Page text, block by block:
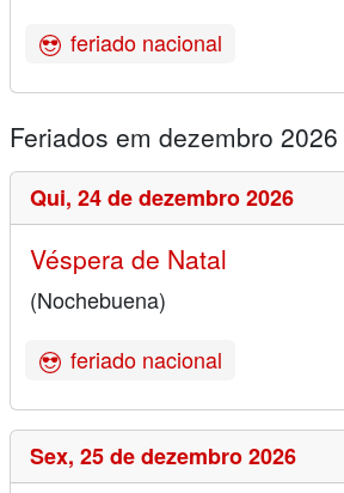
feriado nacional
Feriados em dezembro 2026
Qui, 24 de dezembro 2026
Véspera de Natal
(Nochebuena)
feriado nacional
Sex, 25 de dezembro 2026